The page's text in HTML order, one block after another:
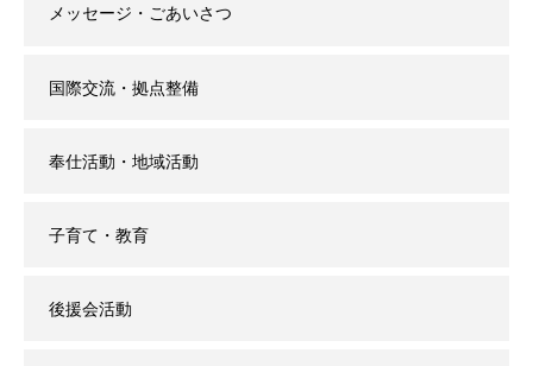
メッセージ・ごあいさつ
国際交流・拠点整備
奉仕活動・地域活動
子育て・教育
後援会活動